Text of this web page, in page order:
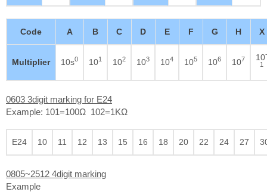
Code A B C D E F G H X
Multiplier 10s0 101 102 103 104 105 106 107 10-
1
0603 3digit marking for E24
Example: 101=100Ω 102=1KΩ
E24 10 11 12 13 15 16 18 20 22 24 27
0805~2512 4digit marking
Example